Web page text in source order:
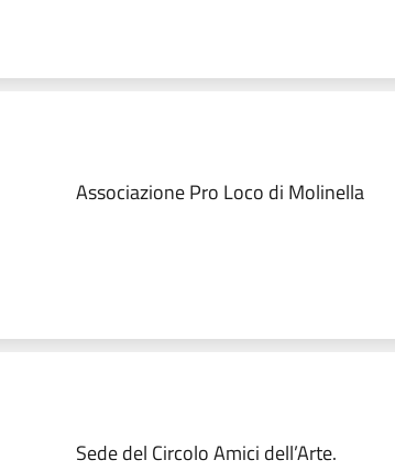
Associazione Pro Loco di Molinella
Sede del Circolo Amici dell’Arte.